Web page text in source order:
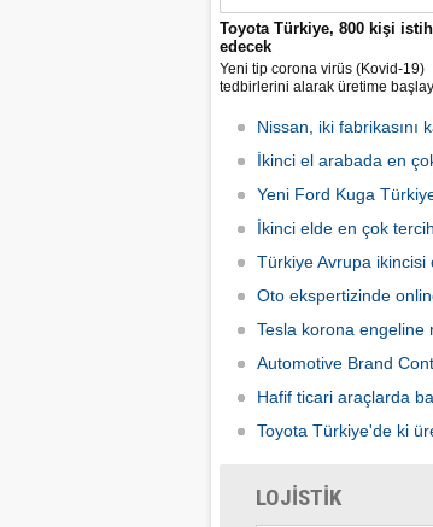
Toyota Türkiye, 800 kişi
edecek
Yeni tip corona virüs (Kovid-19)
tedbirlerini alarak üretime
ve ihracat hedeflerini artırmak
istihdam sağlayacak.
Nissan, iki fabrikasını
İkinci el arabada en
Yeni Ford Kuga
İkinci elde en çok
Türkiye Avrupa ikincisi
Oto ekspertizinde
Tesla korona engeline
Automotive Brand
Hafif ticari araçlarda
Toyota Türkiye'de ki
LOJİSTİK